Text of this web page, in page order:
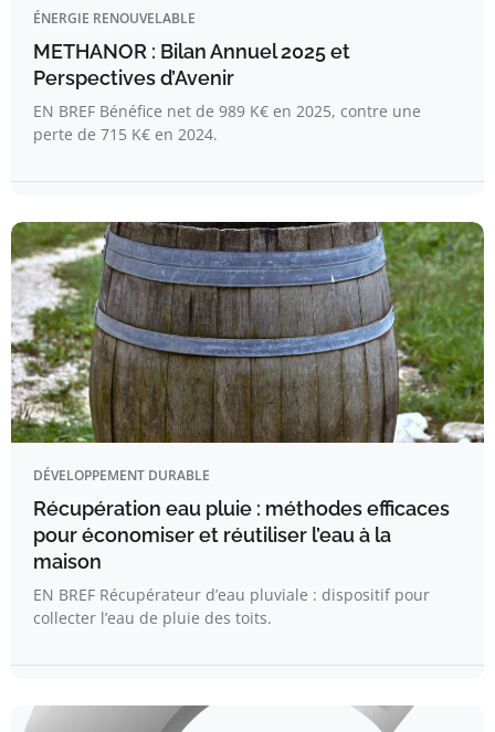
ÉNERGIE RENOUVELABLE
METHANOR : Bilan Annuel 2025 et
Perspectives d’Avenir
EN BREF Bénéfice net de 989 K€ en 2025, contre une
perte de 715 K€ en 2024.
DÉVELOPPEMENT DURABLE
Récupération eau pluie : méthodes efficaces
pour économiser et réutiliser l’eau à la
maison
EN BREF Récupérateur d’eau pluviale : dispositif pour
collecter l’eau de pluie des toits.